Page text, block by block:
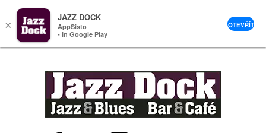
×
JAZZ DOCK
AppSisto
- In Google Play
OTEVŘÍT